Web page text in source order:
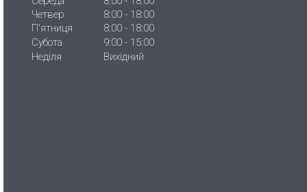
Четвер
8:00 - 18:00
П'ятниця
8:00 - 18:00
Субота
9:00 - 15:00
Неділя
Вихідний